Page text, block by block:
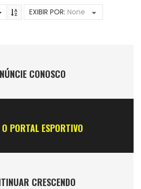
EXIBIR POR: None
CONOSCO
PORTAL ESPORTIVO
CRESCENDO